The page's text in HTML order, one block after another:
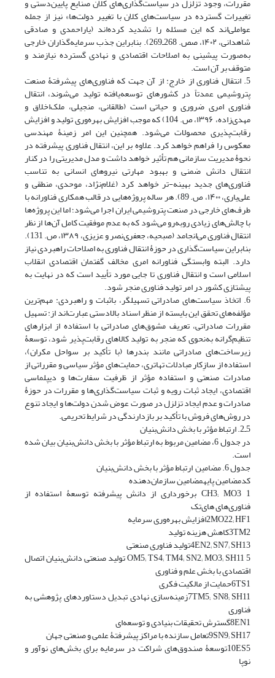
مقررات، وجود تزلزل در سیاست‌گذاری‌های کلان صنایع پایین‌دستی و
تغییرات گسترده در سیاست‌های کلان با تغییر دولت‌ها» نیز از جمله
عواملی‌اند که این مسئله را تشدید کرده‌اند ‏(یاراحمدی و صادقی
شاهدانی، ۱۴۰۲، صص. 268ـ269). بنابراین جذب سرمایه‌گذاران خارجی
به‌صورت پیشینی به اصلاحات اقتصادی و نهادی گسترده نیازمند و
متوقف بر آن است.
5. انتقال فناوری از خارج: از آن جهت که فناوری‌های پیشرفتۀ صنعت
پتروشیمی عمدتاً در کشورهای توسعه‌یافته تولید می‌شوند، انتقال
فناوری امری ضروری و حیاتی است ‏(طالقانی، منجیلی، ملک‌اخلاق و
مهدی‌زاده، ۱۳۹۶، ص. 104) که موجب افزایش بهره‌وری تولید و افزایش
رقابت‌پذیری محصولات می‌شود. همچنین این امر زمینۀ مهندسی
معکوس را فراهم خواهد کرد. علاوه بر این، انتقال فناوری پیشرفته در
نحوۀ مدیریت سازمانی هم تأثیر خواهد داشت و مدل مدیریتی را در کنار
انتقال دانش ضمنی و بهبود مهارتی نیروهای انسانی به تناسب
فناوری‌های جدید بهینه-تر خواهد کرد (غلام‌نژاد، موحدی، منطقی و
علی‌یاری، ۱۴۰۰، ص. 89). هر ساله پروژه‌هایی در قالب همکاری فناورانه با
طرف‌های خارجی در صنعت پتروشیمی ایران اجرا می‌شود؛ اما این پروژه‌ها
با چالش‌های زیادی روبه‌رو می‌شود که به عدم موفقیت کامل آن‌ها از نظر
انتقال فناوری می‌انجامد ‏(صبحیه، جعفری‌نصر و عزیزی، ۱۳۸۹، ص. 131).
بنابراین سیاست‌گذاری در حوزۀ انتقال فناوری به اصلاحات راهبردی نیاز
دارد. البته وابستگی فناورانه امری مخالف گفتمان اقتصادی انقلاب
اسلامی است و انتقال فناوری تا جایی مورد تأیید است که در نهایت به
پیشتازی کشور در امر تولید فناوری منجر شود.
6. اتخاذ سیاست‌های صادراتی تسهیلگر، باثبات و راهبردی: مهم‌ترین
مؤلفه‌های تحقق این بایسته از منظر اسناد بالادستی عبارت‌اند از: تسهیل
مقررات صادراتی، تعریف مشوق‌های صادراتی با استفاده از ابزارهای
تنظیم‌گرانه به‌‌نحوی ‌که منجر به تولید کالاهای رقابت‌پذیر شود، توسعۀ
زیرساخت‌های صادراتی مانند بندرها (با تأکید بر سواحل مکران)،
استفاده از سازِکار مبادلات تهاتری، حمایت‌های مؤثر سیاسی و مقرراتی از
صادرات صنعتی و استفاده مؤثر از ظرفیت سفارت‌ها و دیپلماسی
اقتصادی، ایجاد ثبات رویه و ثبات سیاست‌گذاری‌ها و مقررات در حوزۀ
صادرات و عدم ایجاد تزلزل در صورت عوض شدن دولت‌ها و ایجاد تنوع
در روش‌های فروش با تأکید بر بازدارندگی در شرایط تحریمی.
5ـ2. ارتباط مؤثر با بخش دانش‌بنیان
در جدول 6، مضامین مربوط به ارتباط مؤثر با بخش دانش‌بنیان بیان شده
است.
جدول 6. مضامین ارتباط مؤثر با بخش دانش‌بنیان
کدمضامین پایهمضامین سازمان‌دهنده
1 CH3; MO3 برخورداری از دانش پیشرفته توسعۀ استفاده از
فناوری‌های های‌تک
2MO22; HF1افزایش بهره‌وری سرمایه
3TM2کاهش هزینه تولید
4EN2; SN7; SH13تولید فناوری صنعتی
5 OM5; TS4; TM4; SN2; MO3; SH11 تولید صنعتی دانش‌بنیان اتصال
اقتصادی با بخش‌ علم و فناوری
6TS1حمایت از مالکیت فکری
7TM5; SN8; SH11زمینه‌سازی نهادی تبدیل دستاوردهای پژوهشی به
فناوری
8EN1گسترش تحقیقات بنیادی و توسعه‌ای
9SN9; SH17تعامل سازنده با مراکز پیشرفتۀ علمی و صنعتی جهان
10ES5توسعۀ صندوق‌های شراکت در سرمایه برای بخش‌های نوآور و
نوپا